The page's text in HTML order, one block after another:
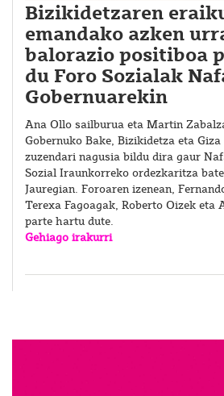
Bizikidetzaren
emandako azken
balorazio positiboa
du Foro Sozialak
Gobernuarekin
Ana Ollo sailburua eta Martin
Gobernuko Bake, Bizikidetza eta Giza
zuzendari nagusia bildu dira gaur
Sozial Iraunkorreko ordezkaritza
Jauregian. Foroaren izenean,
Terexa Fagoagak, Roberto Oizek eta
parte hartu dute.
Gehiago irakurri